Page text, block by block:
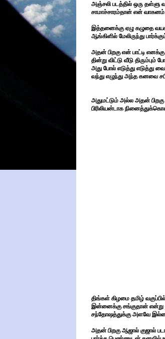
அஞ்சலி படத்தில் ஒரு தள்ளு
சாமாச்சாரம்தான் என்
இத்தனைக்கு ஏழு கழுதை
ஆங்கிளில் மேலிருந்து
அதன் பிறகு என் பாட்டி
தின்று விட்டு வீடு
அது போல் எடுத்து எடுத்து
வந்து எழுந்து அந்த கனவை
அதுமட்டும் அல்ல அதன்
பிரிலியன்டாக
திங்கள் கிழமை தமிழ்
இன்னைக்கு சங்குதான் என்று
சந்தோஷத்துக்கு அளவே
அதன் பிறகு ஆஜால் குஜால்